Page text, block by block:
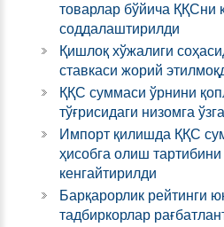
товарлар бўйича ҚҚСни
соддалаштирилди
Қишлоқ хўжалиги
ставкаси жорий
ҚҚС суммаси ўрнини
тўғрисидаги низомга
Импорт қилишда ҚҚС
ҳисобга олиш
кенгайтирилди
Барқарорлик рейтинги
тадбиркорлар